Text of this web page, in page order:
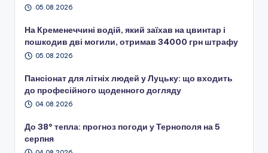
05.08.2026
На Кременеччині водій, який заїхав на цвинтар і
пошкодив дві могили, отримав 34000 грн штрафу
05.08.2026
Пансіонат для літніх людей у Луцьку: що входить
до професійного щоденного догляду
04.08.2026
До 38° тепла: прогноз погоди у Тернополя на 5
серпня